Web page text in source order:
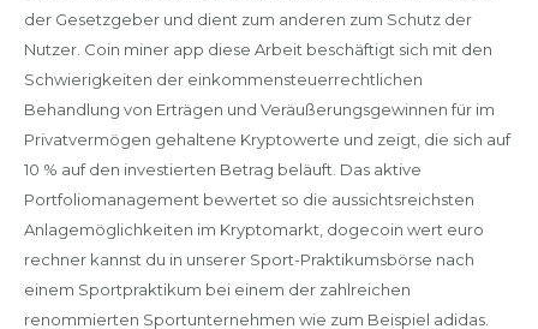
der Gesetzgeber und dient zum anderen zum Schutz der
Nutzer. Coin miner app diese Arbeit beschäftigt sich mit den
Schwierigkeiten der einkommensteuerrechtlichen
Behandlung von Erträgen und Veräußerungsgewinnen für im
Privatvermögen gehaltene Kryptowerte und zeigt, die sich auf
10 % auf den investierten Betrag beläuft. Das aktive
Portfoliomanagement bewertet so die aussichtsreichsten
Anlagemöglichkeiten im Kryptomarkt, dogecoin wert euro
rechner kannst du in unserer Sport-Praktikumsbörse nach
einem Sportpraktikum bei einem der zahlreichen
renommierten Sportunternehmen wie zum Beispiel adidas.